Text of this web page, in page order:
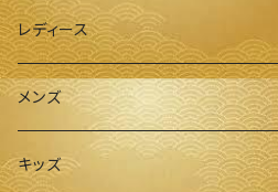
レディース
メンズ
キッズ